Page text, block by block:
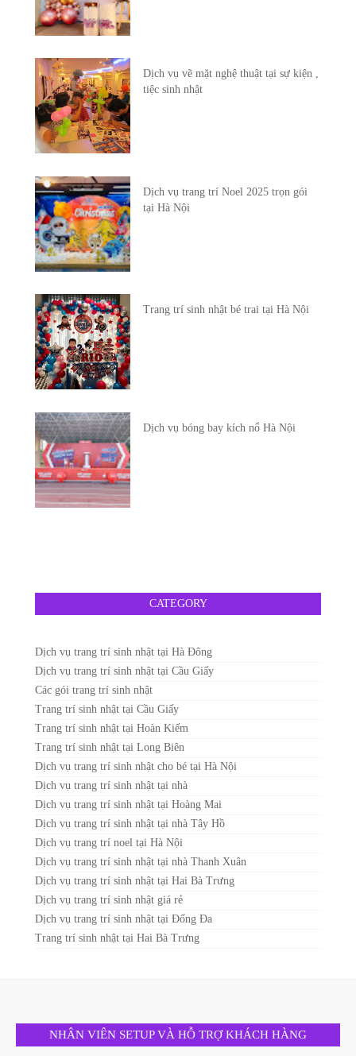
Dịch vụ vẽ mặt nghệ thuật tại sự kiện ,
tiệc sinh nhật
Dịch vụ trang trí Noel 2025 trọn gói
tại Hà Nội
Trang trí sinh nhật bé trai tại Hà Nội
Dịch vụ bóng bay kích nổ Hà Nội
CATEGORY
Dịch vụ trang trí sinh nhật tại Hà Đông
Dịch vụ trang trí sinh nhật tại Cầu Giấy
Các gói trang trí sinh nhật
Trang trí sinh nhật tại Cầu Giấy
Trang trí sinh nhật tại Hoàn Kiếm
Trang trí sinh nhật tại Long Biên
Dịch vụ trang trí sinh nhật cho bé tại Hà Nội
Dịch vụ trang trí sinh nhật tại nhà
Dịch vụ trang trí sinh nhật tại Hoàng Mai
Dịch vụ trang trí sinh nhật tại nhà Tây Hồ
Dịch vụ trang trí noel tại Hà Nội
Dịch vụ trang trí sinh nhật tại nhà Thanh Xuân
Dịch vụ trang trí sinh nhật tại Hai Bà Trưng
Dịch vụ trang trí sinh nhật giá rẻ
Dịch vụ trang trí sinh nhật tại Đống Đa
Trang trí sinh nhật tại Hai Bà Trưng
NHÂN VIÊN SETUP VÀ HỖ TRỢ KHÁCH HÀNG